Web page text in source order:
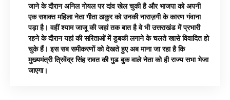
जाने के दौरान अनिल गोयल पर दांव खेल चुकी है और भाजपा को अपनी
एक सशक्त महिला नेता गीता ठाकुर को उनकी नाराज़गी के कारण गंवाना
पड़ा है। वहीं श्याम जाजू की जहां तक बात है वे भी उत्तराखंड में प्रभारी
रहने के दौरान यहां की सरिताओं में डुबकी लगाने के चलते खासे विवादित हो
चुके हैं। इस सब समीकरणों को देखते हुए अब माना जा रहा है कि
मुख्यमंत्री त्रिवेंद्र सिंह रावत की गुड बुक वाले नेता को ही राज्य सभा भेजा
जाएगा।